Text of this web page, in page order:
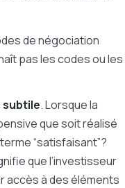
de négociation
pas les codes ou les
subtile. Lorsque la
que soit réalisé
“satisfaisant”?
que l’investisseur
accès à des éléments